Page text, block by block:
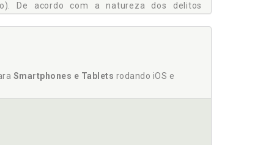
via terrestre, marítima e aérea, p. 107
fogo, suas peças, componentes e munições, p.
De acordo com a natureza dos delitos
392
federal (União), p. 392
p. 399
400
Smartphones e Tablets rodando iOS e